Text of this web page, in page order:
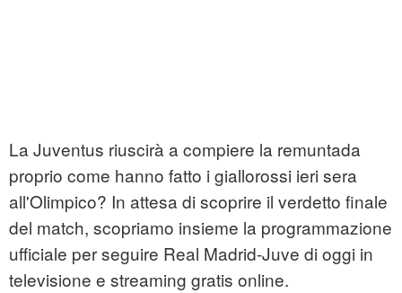
La Juventus riuscirà a compiere la remuntada
proprio come hanno fatto i giallorossi ieri sera
all'Olimpico? In attesa di scoprire il verdetto finale
del match, scopriamo insieme la programmazione
ufficiale per seguire Real Madrid-Juve di oggi in
televisione e streaming gratis online.